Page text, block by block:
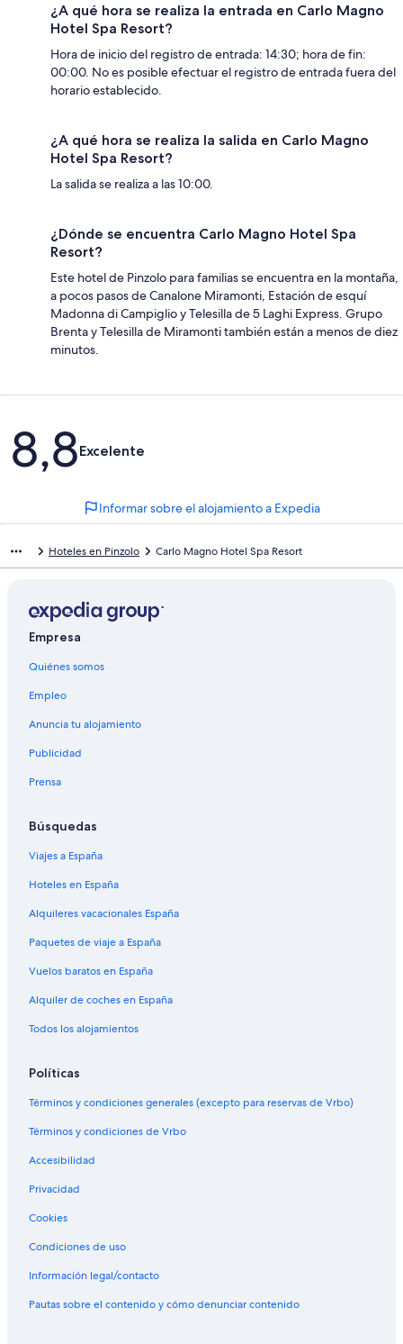
¿A qué hora se realiza la entrada en Carlo Magno
Hotel Spa Resort?
Hora de inicio del registro de entrada: 14:30; hora de fin:
00:00. No es posible efectuar el registro de entrada fuera del
horario establecido.
¿A qué hora se realiza la salida en Carlo Magno
Hotel Spa Resort?
La salida se realiza a las 10:00.
¿Dónde se encuentra Carlo Magno Hotel Spa
Resort?
Este hotel de Pinzolo para familias se encuentra en la montaña,
a pocos pasos de Canalone Miramonti, Estación de esquí
Madonna di Campiglio y Telesilla de 5 Laghi Express. Grupo
Brenta y Telesilla de Miramonti también están a menos de diez
minutos.
Comentarios
8,8Excelente
Informar sobre el alojamiento a Expedia
Hoteles en Pinzolo Carlo Magno Hotel Spa Resort
Empresa
Quiénes somos
Empleo
Anuncia tu alojamiento
Publicidad
Prensa
Búsquedas
Viajes a España
Hoteles en España
Alquileres vacacionales España
Paquetes de viaje a España
Vuelos baratos en España
Alquiler de coches en España
Todos los alojamientos
Políticas
Términos y condiciones generales (excepto para reservas de Vrbo)
Términos y condiciones de Vrbo
Accesibilidad
Privacidad
Cookies
Condiciones de uso
Información legal/contacto
Pautas sobre el contenido y cómo denunciar contenido